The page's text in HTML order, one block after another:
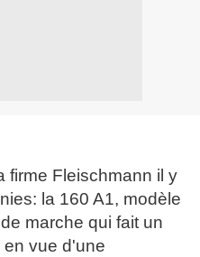
firme Fleischmann il y
la 160 A1, modèle
marche qui fait un
vue d'une